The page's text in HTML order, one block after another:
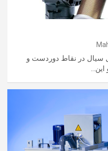
سیال در نقاط دوردست و
این…